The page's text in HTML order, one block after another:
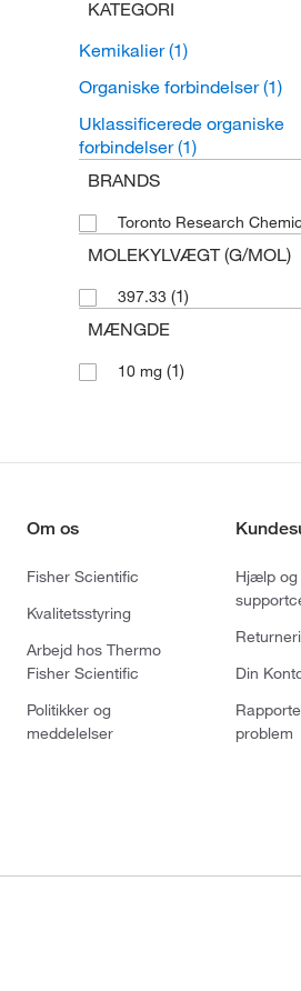
KATEGORI
Kemikalier(1)
Organiske forbindelser(1)
Uklassificerede organiske
forbindelser(1)
BRANDS
Toronto Research
MOLEKYLVÆGT (G/MOL)
397.33 (1)
MÆNGDE
10 mg (1)
Om os
Fisher Scientific
Kvalitetsstyring
Arbejd hos Thermo
Fisher Scientific
Politikker og
meddelelser
Hjælp og
Din
problem